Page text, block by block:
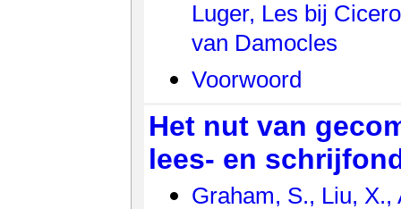
Luger, Les bij
van Damocles
Voorwoord
Het nut van
lees- en
Graham, S., Liu, X.,